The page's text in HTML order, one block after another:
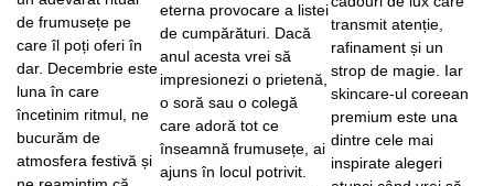
de frumusețe pe
care îl poți oferi în
dar. Decembrie este
luna în care
încetinim ritmul, ne
bucurăm de
atmosfera festivă și
eterna provocare a listei
de cumpărături. Dacă
anul acesta vrei să
impresionezi o prietenă,
o soră sau o colegă
care adoră tot ce
înseamnă frumusețe, ai
ajuns în locul potrivit.
transmit atenție,
rafinament și un
strop de magie. Iar
skincare-ul coreean
premium este una
dintre cele mai
inspirate alegeri